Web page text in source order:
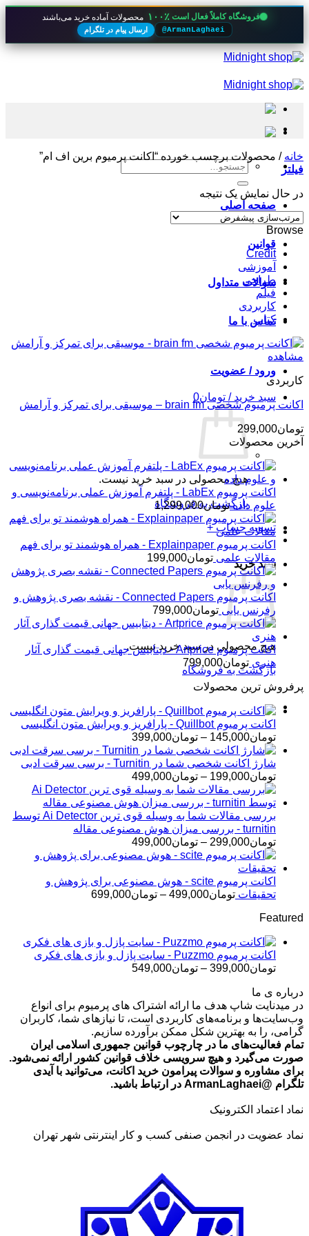
فروشگاه کاملاً فعال است ۱۰۰٪ محصولات آماده خرید می‌باشند
@ArmanLaghaei ارسال پیام در تلگرام
Skip
to
جستجو
صفحه اصلی
قوانین
سوالات متداول
تماس با ما
ورود / عضویت
سبد خرید / تومان0
هیچ محصولی در سبد خرید نیست.
بازگشت به فروشگاه
تسویه حساب +
سبد خرید
هیچ محصولی در سبد خرید نیست.
بازگشت به فروشگاه
خانه / محصولات برچسب خورده “اکانت پرمیوم برین اف ام”
فیلتر
در حال نمایش یک نتیجه
Browse
Credit
آموزشی
طراحی
فیلم
کاربردی
کتاب
مشاهده
کاربردی
اکانت پرمیوم شخصی brain fm – موسیقی برای تمرکز و آرامش
تومان299,000
آخرین محصولات
اکانت پرمیوم LabEx - پلتفرم آموزش عملی برنامه‌نویسی و
علوم داده تومان1,299,000
اکانت پرمیوم Explainpaper - همراه هوشمند تو برای فهم
مقالات علمی تومان199,000
اکانت پرمیوم Connected Papers - نقشه بصری پژوهش و
رفرنس یابی تومان799,000
اکانت پرمیوم Artprice - دیتابیس جهانی قیمت ‌گذاری آثار
هنری تومان799,000
پرفروش ترین محصولات
اکانت پرمیوم Quillbot - پارافریز و ویرایش متون انگلیسی
تومان145,000
– تومان399,000محدوده
قیمت:
تومان145,000
تا
تومان399,000
شارژ اکانت شخصی شما در Turnitin - برسی سرقت ادبی
تومان199,000
– تومان499,000محدوده
قیمت:
تومان199,000
تا
تومان499,000
بررسی مقالات شما به وسیله قوی ترین Ai Detector توسط
turnitin - بررسی میزان هوش مصنوعی مقاله
تومان299,000
– تومان499,000محدوده
قیمت:
تا
تومان499,000
اکانت پرمیوم scite - هوش مصنوعی برای پژوهش و
تحقیقات تومان499,000
– تومان699,000محدوده
تومان699,000
Featured
اکانت پرمیوم Puzzmo - سایت پازل و بازی های فکری
تومان399,000
– تومان549,000
تا
تومان549,000
درباره ی ما
در میدنایت شاپ هدف ما ارائه اشتراک های پرمیوم برای انواع
وب‌سایت‌ها و برنامه‌های کاربردی است، تا نیازهای شما، کاربران
گرامی، را به بهترین شکل ممکن برآورده سازیم.
تمام فعالیت‌های ما در چارچوب قوانین جمهوری اسلامی ایران
صورت می‌گیرد و هیچ سرویسی خلاف قوانین کشور ارائه نمی‌شود.
برای مشاوره و سوالات پیرامون خرید اکانت، می‌توانید با آیدی
تلگرام @ArmanLaghaei در ارتباط باشید.
نماد اعتماد الکترونیک
نماد عضویت در انجمن صنفی کسب و کار اینترنتی شهر تهران